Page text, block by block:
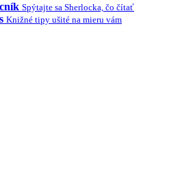
Spýtajte sa Sherlocka, čo čítať
Knižné tipy ušité na mieru vám